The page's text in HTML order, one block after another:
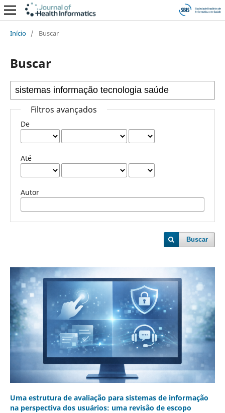
Início / Buscar
Buscar
Filtros avançados
De
Até
Autor
Buscar
Uma estrutura de avaliação para sistemas de informação
na perspectiva dos usuários: uma revisão de escopo